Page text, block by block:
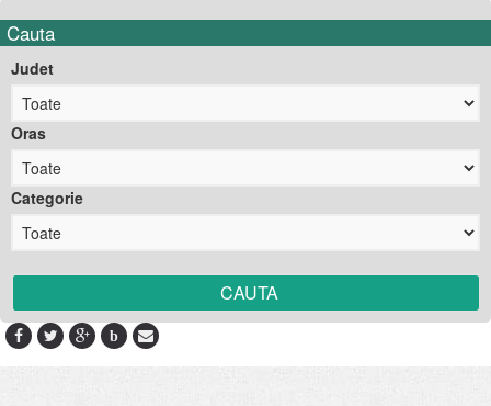
Cauta
Judet
Oras
Categorie
b